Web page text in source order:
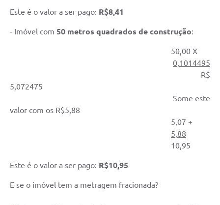
Este é o valor a ser pago: R$8,41
- Imóvel com 50 metros quadrados de construção:
50,00 X
0,1014495
R$
5,072475
Some este
valor com os R$5,88
5,07 +
5,88
10,95
Este é o valor a ser pago: R$10,95
E se o imóvel tem a metragem fracionada?